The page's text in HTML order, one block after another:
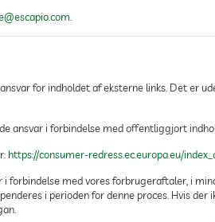
for indholdet af eksterne links. Det er
ansvar i forbindelse med offentliggjort
https://consumer-redress.ec.europa.eu/
med vores forbrugeraftaler, i
i perioden for denne proces. Hvis